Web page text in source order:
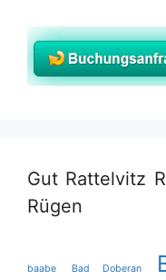
Gut Rattelvitz
Rügen
baabe Bad Doberan